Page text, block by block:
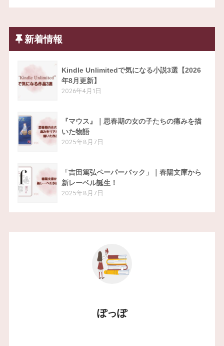
新着情報
Kindle Unlimitedで気になる小説3選【2026
年8月更新】
2026年4月1日
『マウス』｜思春期の女の子たちの痛みを描
いた物語
2025年8月7日
「吉田篤弘ペーパーバック」｜春陽文庫から
新レーベル誕生！
2025年8月7日
ぽっぽ